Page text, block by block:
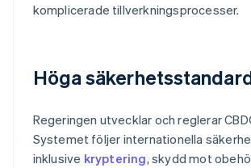
komplicerade tillverkningsprocesser.
Höga
Regeringen utvecklar och reglerar
Systemet följer internationella
inklusive kryptering, skydd mot